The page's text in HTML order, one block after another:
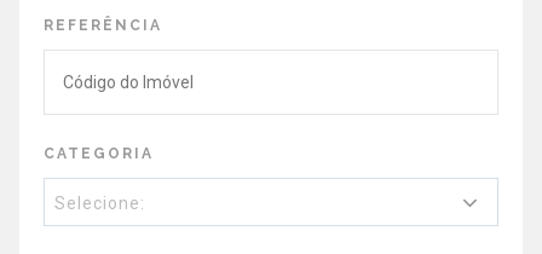
REFERÊNCIA
CATEGORIA
Selecione: